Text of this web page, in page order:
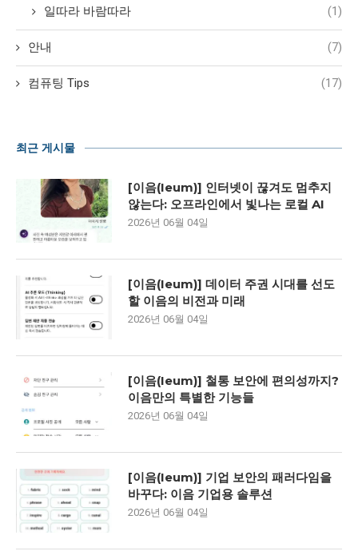
일따라 바람따라 (1)
안내 (7)
컴퓨팅 Tips (17)
최근 게시물
[이음(Ieum)] 인터넷이 끊겨도 멈추지
않는다: 오프라인에서 빛나는 로컬 AI
2026년 06월 04일
[이음(Ieum)] 데이터 주권 시대를 선도
할 이음의 비전과 미래
2026년 06월 04일
[이음(Ieum)] 철통 보안에 편의성까지?
이음만의 특별한 기능들
2026년 06월 04일
[이음(Ieum)] 기업 보안의 패러다임을
바꾸다: 이음 기업용 솔루션
2026년 06월 04일